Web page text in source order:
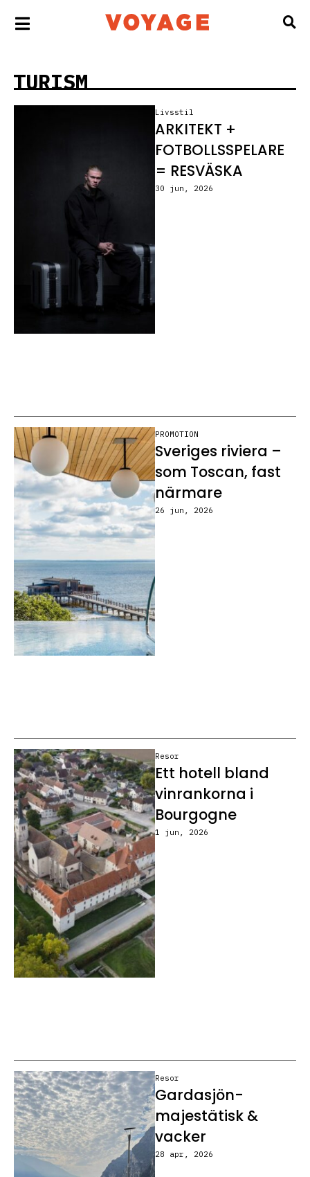
TURISM
Livsstil
ARKITEKT +
FOTBOLLSSPELARE
= RESVÄSKA
30 jun, 2026
PROMOTION
Sveriges riviera –
som Toscan, fast
närmare
26 jun, 2026
Resor
Ett hotell bland
vinrankorna i
Bourgogne
1 jun, 2026
Resor
Gardasjön-
majestätisk &
vacker
28 apr, 2026